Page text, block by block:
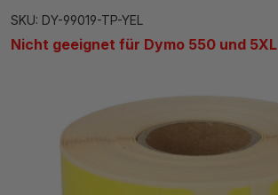
SKU: DY-99019-TP-YEL
Nicht geeignet für Dymo 550 und 5XL